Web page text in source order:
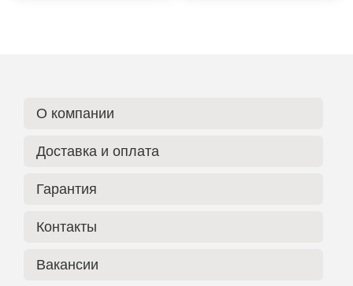
О компании
Доставка и оплата
Гарантия
Контакты
Вакансии